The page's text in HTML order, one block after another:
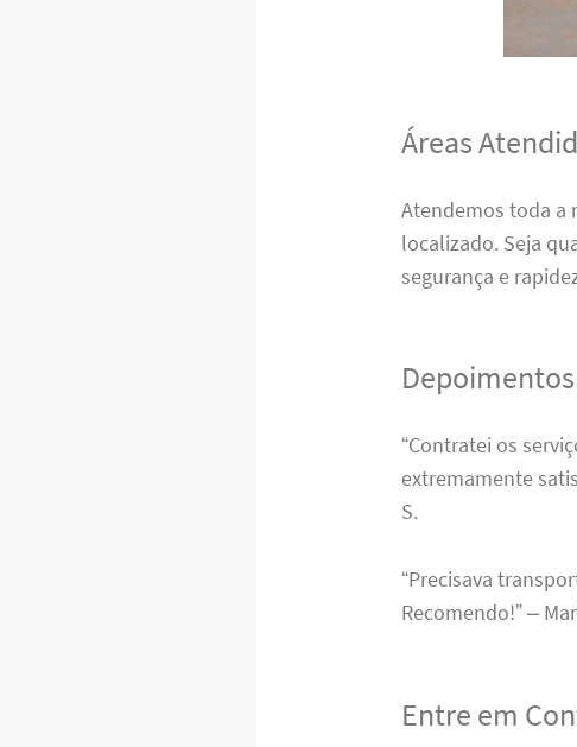
Áreas
Atendemos toda a
localizado. Seja
segurança e
“Contratei os
extremamente
S.
“Precisava
Recomendo!” –
Entre em